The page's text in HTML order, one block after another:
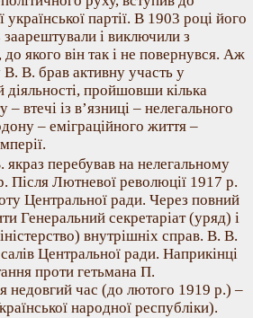
української партії. В 1903 році його
і виключили з
до якого він так і не повернувся. Аж
В. брав активну участь у
діяльності, пройшовши кілька
– втечі із в’язниці – нелегального
– еміграційного життя –
якраз перебував на нелегальному
Після Лютневої революції 1917 р.
Центральної ради. Через повний
Генеральний секретаріат (уряд) і
внутрішніх справ. В. В.
Центральної ради. Наприкінці
проти гетьмана П.
недовгий час (до лютого 1919 р.) –
народної республіки).